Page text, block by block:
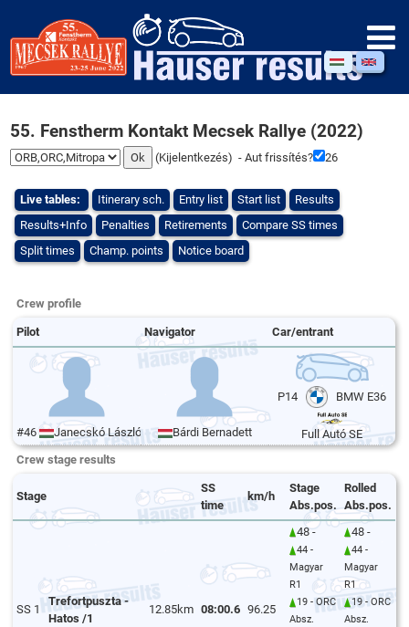
55. Fenstherm Kontakt Mecsek Rallye (2022)
(Kijelentkezés) - Aut frissítés? 25
Live tables: Itinerary sch. Entry list Start list
Results
Results+Info
Penalties Retirements
Compare SS times
Split times
Champ. points Notice board
Crew profile
Pilot Navigator Car/entrant
#46 Janecskó László Bárdi Bernadett
P14 BMW E36
Full Autó SE
Crew stage results
Stage
SS
time
km/h
Stage
Abs.pos.
Rolled
Abs.pos.
SS 1
Trefortpuszta -
Hatos /1
12.85km 08:00.6 96.25
48 -
44 -
Magyar
R1
19 - ORC
Absz.
48 -
44 -
Magyar
R1
19 - ORC
Absz.